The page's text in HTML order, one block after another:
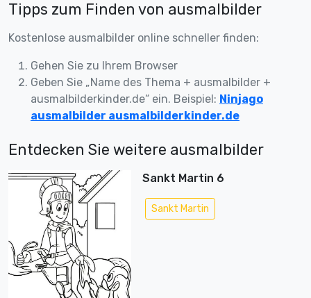
Tipps zum Finden von ausmalbilder
Kostenlose ausmalbilder online schneller finden:
Gehen Sie zu Ihrem Browser
Geben Sie „Name des Thema + ausmalbilder +
ausmalbilderkinder.de“ ein. Beispiel: Ninjago
ausmalbilder ausmalbilderkinder.de
Entdecken Sie weitere ausmalbilder
Sankt Martin 6
Sankt Martin